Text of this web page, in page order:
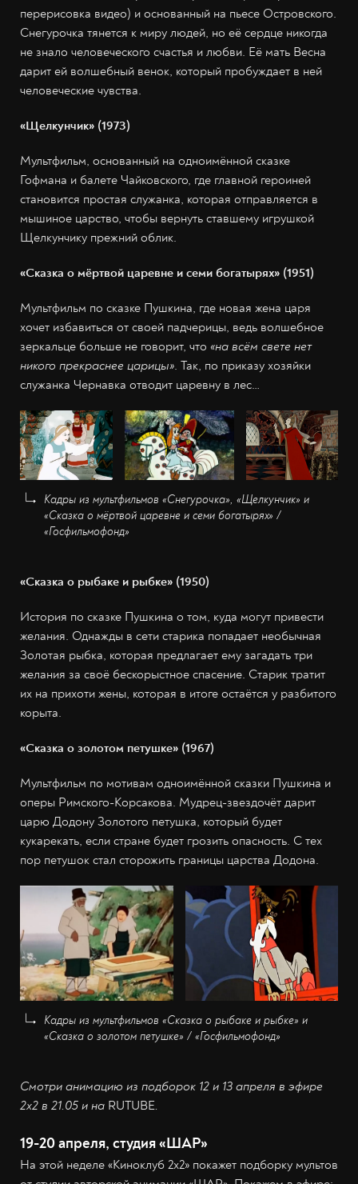
перерисовка видео) и основанный на пьесе Островского.
Снегурочка тянется к миру людей, но её сердце никогда
не знало человеческого счастья и любви. Её мать Весна
дарит ей волшебный венок, который пробуждает в ней
человеческие чувства.
«Щелкунчик» (1973)
Мультфильм, основанный на одноимённой сказке
Гофмана и балете Чайковского, где главной героиней
становится простая служанка, которая отправляется в
мышиное царство, чтобы вернуть ставшему игрушкой
Щелкунчику прежний облик.
«Сказка о мёртвой царевне и семи богатырях» (1951)
Мультфильм по сказке Пушкина, где новая жена царя
хочет избавиться от своей падчерицы, ведь волшебное
зеркальце больше не говорит, что «на всём свете нет
никого прекраснее царицы». Так, по приказу хозяйки
служанка Чернавка отводит царевну в лес…
Кадры из мультфильмов «Снегурочка», «Щелкунчик» и
«Сказка о мёртвой царевне и семи богатырях» /
«Госфильмофонд»
«Сказка о рыбаке и рыбке» (1950)
История по сказке Пушкина о том, куда могут привести
желания. Однажды в сети старика попадает необычная
Золотая рыбка, которая предлагает ему загадать три
желания за своё бескорыстное спасение. Старик тратит
их на прихоти жены, которая в итоге остаётся у разбитого
корыта.
«Сказка о золотом петушке» (1967)
Мультфильм по мотивам одноимённой сказки Пушкина и
оперы Римского-Корсакова. Мудрец-звездочёт дарит
царю Додону Золотого петушка, который будет
кукарекать, если стране будет грозить опасность. С тех
пор петушок стал сторожить границы царства Додона.
Кадры из мультфильмов «Сказка о рыбаке и рыбке» и
«Сказка о золотом петушке» / «Госфильмофонд»
Смотри анимацию из подборок 12 и 13 апреля в эфире
2х2 в 21.05 и на RUTUBE.
19-20 апреля, студия «ШАР»
На этой неделе «Киноклуб 2х2» покажет подборку мультов